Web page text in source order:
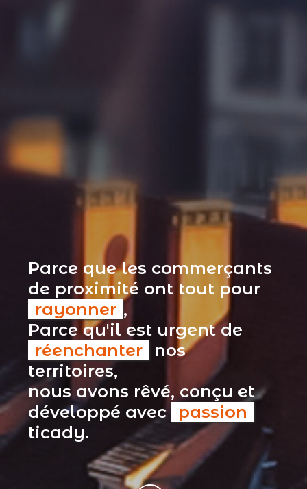
Parce que les commerçants
de proximité ont tout pour
rayonner ,
Parce qu'il est urgent de
réenchanter
nos
territoires,
nous avons rêvé, conçu et
développé avec passion
ticady.